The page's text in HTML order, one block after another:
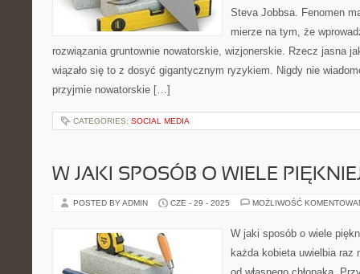
Steva Jobbsa. Fenomen
mierze na tym, że
rozwiązania gruntownie nowatorskie, wizjonerskie. Rzecz jasna
wiązało się to z dosyć gigantycznym ryzykiem. Nigdy nie
przyjmie nowatorskie […]
CATEGORIES: SOCIAL MEDIA
W JAKI SPOSÓB O WIELE
POSTED BY ADMIN CZE - 29 - 2025 MOŻLIWOŚĆ
W jaki sposób o wiele
każda kobieta uwielbia